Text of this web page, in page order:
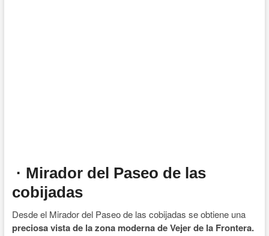
· Mirador del Paseo de las
cobijadas
Desde el Mirador del Paseo de las cobijadas se obtiene una
preciosa vista de la zona moderna de Vejer de la Frontera.